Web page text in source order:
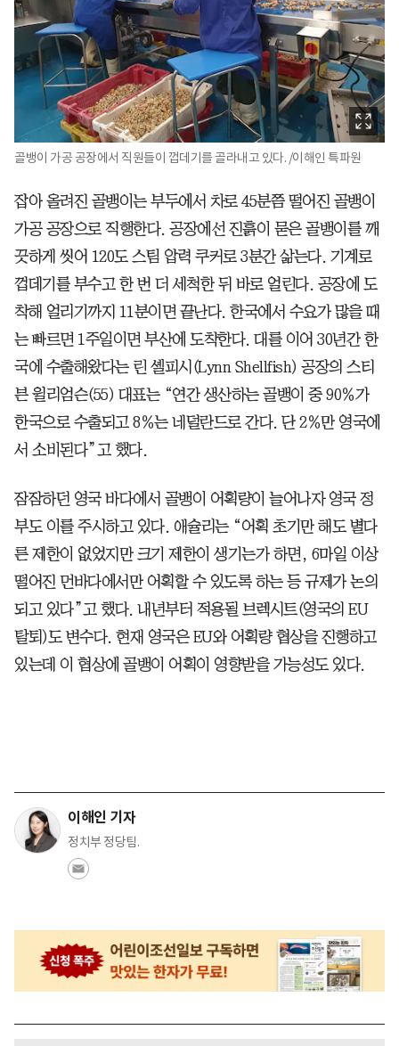
골뱅이 가공 공장에서 직원들이 껍데기를 골라내고 있다. /이해인 특파원
잡아 올려진 골뱅이는 부두에서 차로 45분쯤 떨어진 골뱅이
가공 공장으로 직행한다. 공장에선 진흙이 묻은 골뱅이를 깨
끗하게 씻어 120도 스팀 압력 쿠커로 3분간 삶는다. 기계로
껍데기를 부수고 한 번 더 세척한 뒤 바로 얼린다. 공장에 도
착해 얼리기까지 11분이면 끝난다. 한국에서 수요가 많을 때
는 빠르면 1주일이면 부산에 도착한다. 대를 이어 30년간 한
국에 수출해왔다는 린 셸피시(Lynn Shellfish) 공장의 스티
븐 윌리엄슨(55) 대표는 “연간 생산하는 골뱅이 중 90％가
한국으로 수출되고 8％는 네덜란드로 간다. 단 2％만 영국에
서 소비된다”고 했다.
잠잠하던 영국 바다에서 골뱅이 어획량이 늘어나자 영국 정
부도 이를 주시하고 있다. 애슐리는 “어획 초기만 해도 별다
른 제한이 없었지만 크기 제한이 생기는가 하면, 6마일 이상
떨어진 먼바다에서만 어획할 수 있도록 하는 등 규제가 논의
되고 있다”고 했다. 내년부터 적용될 브렉시트(영국의 EU
탈퇴)도 변수다. 현재 영국은 EU와 어획량 협상을 진행하고
있는데 이 협상에 골뱅이 어획이 영향받을 가능성도 있다.
이해인 기자
정치부 정당팀.